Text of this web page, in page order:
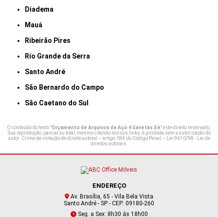
Diadema
Mauá
Ribeirão Pires
Rio Grande da Serra
Santo André
São Bernardo do Campo
São Caetano do Sul
O conteúdo do texto "Orçamento de Arquivos de Aço 4 Gavetas Sé" é de direito reservado.
Sua reprodução, parcial ou total, mesmo citando nossos links, é proibida sem a autorização do
autor. Crime de violação de direito autoral – artigo 184 do Código Penal – Lei 9610/98 - Lei de
direitos autorais.
ENDEREÇO
Av. Brasília, 65 - Vila Bela Vista
Santo André - SP - CEP: 09180-260
Seg. a Sex: 8h30 ás 18h00